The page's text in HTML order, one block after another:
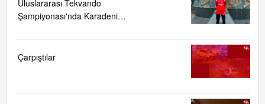
Uluslararası Tekvando
Şampiyonası'nda Karadeniz
Çarpıştılar